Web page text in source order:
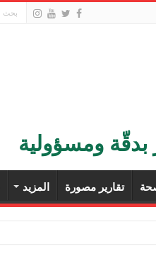
بدقّة ومسؤولية
تقارير مصورة المزيد